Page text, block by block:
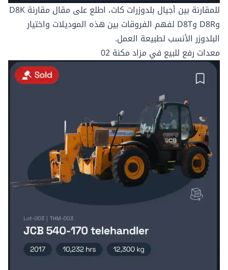
للمقارنة بين أجيال بلدوزرات كات، اطلع على مقال
مقارنة D8K
وD8R وD8T
لفهم الفروقات بين هذه الموديلات واختيار
البلدوزر الأنسب لطبيعة العمل.
معدات رفع للبيع في مزاد مكنة 02